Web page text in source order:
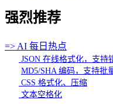
强烈推荐
=> AI 每日热点
JSON 在线格式化，支持
MD5/SHA 编码，支持批
CSS 格式化、压缩
文本空格化